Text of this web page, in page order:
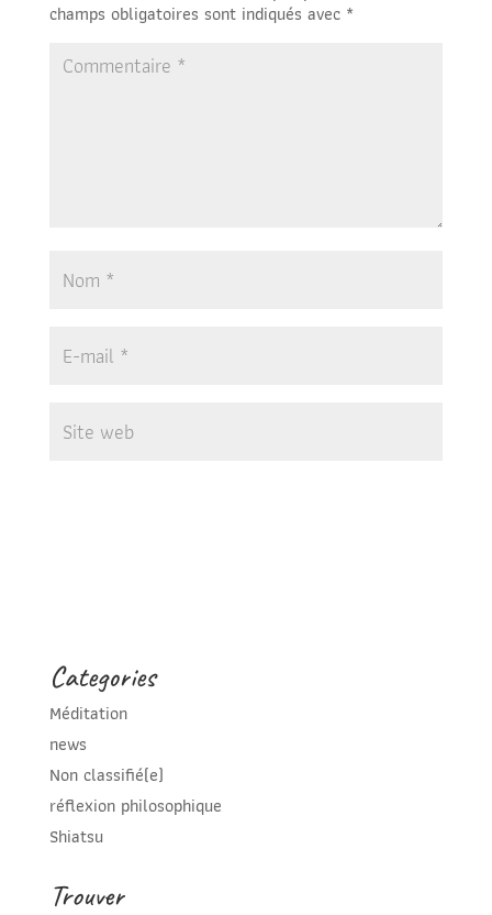
champs obligatoires sont indiqués avec *
Categories
Méditation
news
Non classifié(e)
réflexion philosophique
Shiatsu
Trouver